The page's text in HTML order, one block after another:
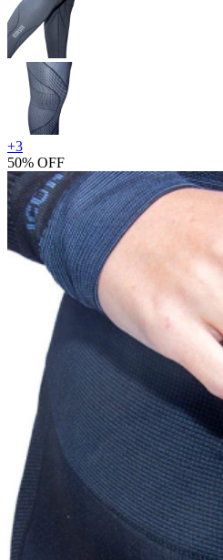
+3
50% OFF